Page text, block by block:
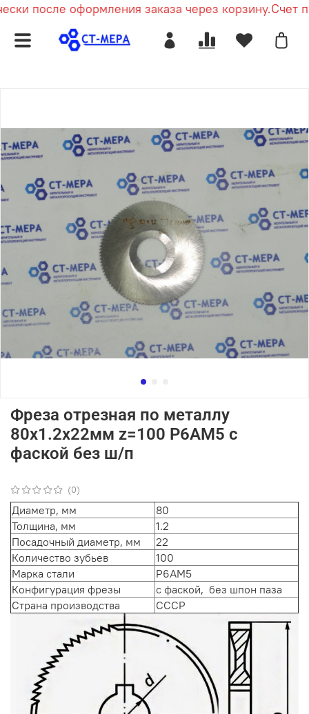
после оформления заказа через корзину.Счет
(0)
Фреза отрезная по металлу
80х1.2х22мм z=100 Р6АМ5 с
фаской без ш/п
Диаметр, мм
80
Толщина, мм
1.2
Посадочный диаметр, мм
22
Количество зубьев
100
Марка стали
Р6АМ5
Конфигурация фрезы
с фаской, без шпон паза
Страна производства
СССР